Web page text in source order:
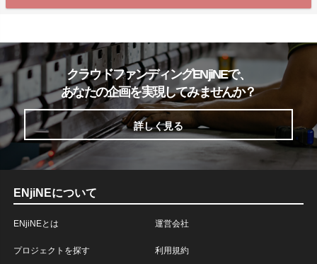
クラウドファンディングENjiNEで、
あなたの企画を実現してみませんか？
詳しく見る
ENjiNEについて
ENjiNEとは
プロジェクトを探す
運営会社
利用規約